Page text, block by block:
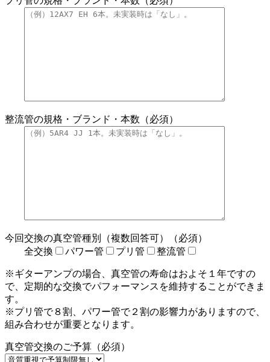
整流管の規格・ブランド・本数（必須）
今回交換の真空管種別（複数回答可）（必須）
全交換
パワー管 プリ管 整流管
※ギターアンプの場合、真空管の寿命はおよそ１年ですの
で、定期的な交換でパフォーマンスを維持することができま
す。
※プリ管で８割、パワー管で２割の影響力がありますので、
組み合わせが重要となります。
真空管交換のご予算（必須）